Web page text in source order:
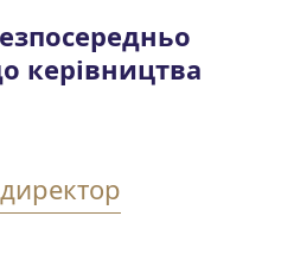
керівництва